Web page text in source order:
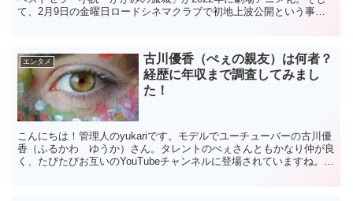
て、2月9日の金曜日ロードシネマクラブで初地上波公開という事で
エンタメ
古川優香（ぺぇの親友）は何者？
経歴に年収まで調査してみまし
た！
こんにちは！管理人のyukariです。モデルでユーチューバーの古川優
香（ふるかわ ゆうか）さん。タレントのぺぇさんともかなり仲が良
く、たびたびお互いのYouTubeチャンネルに登場されていますね。10